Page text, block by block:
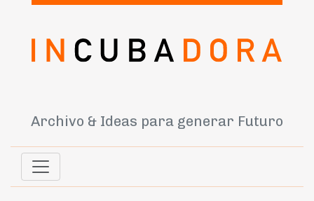
Archivo & Ideas para generar Futuro